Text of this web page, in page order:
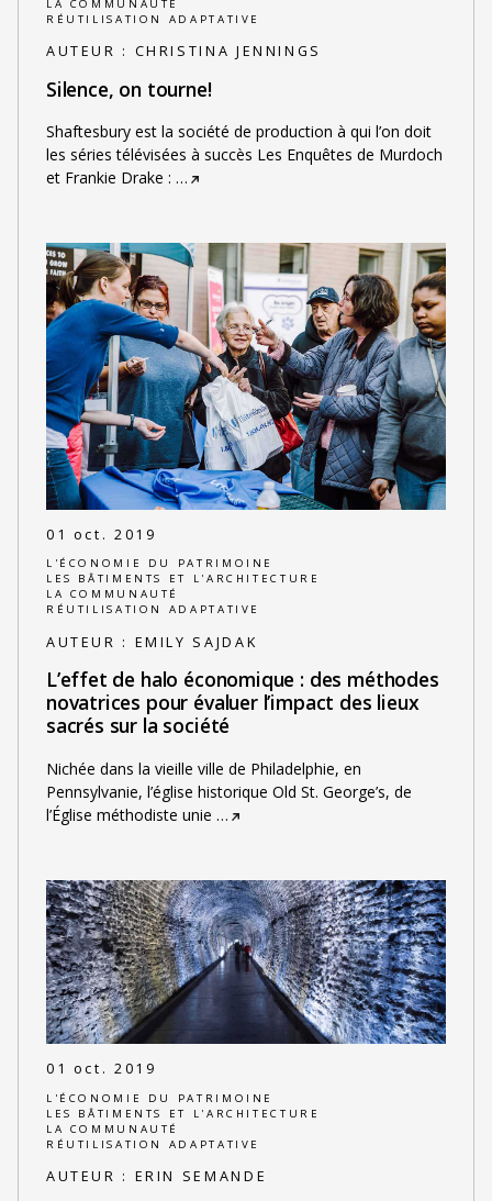
LA COMMUNAUTÉ
RÉUTILISATION ADAPTATIVE
AUTEUR : CHRISTINA JENNINGS
Silence, on tourne!
Shaftesbury est la société de production à qui l’on doit
les séries télévisées à succès Les Enquêtes de Murdoch
et Frankie Drake : …
01 oct. 2019
L'ÉCONOMIE DU PATRIMOINE
LES BÂTIMENTS ET L'ARCHITECTURE
LA COMMUNAUTÉ
RÉUTILISATION ADAPTATIVE
AUTEUR : EMILY SAJDAK
L’effet de halo économique : des méthodes
novatrices pour évaluer l’impact des lieux
sacrés sur la société
Nichée dans la vieille ville de Philadelphie, en
Pennsylvanie, l’église historique Old St. George’s, de
l’Église méthodiste unie …
01 oct. 2019
L'ÉCONOMIE DU PATRIMOINE
LES BÂTIMENTS ET L'ARCHITECTURE
LA COMMUNAUTÉ
RÉUTILISATION ADAPTATIVE
AUTEUR : ERIN SEMANDE